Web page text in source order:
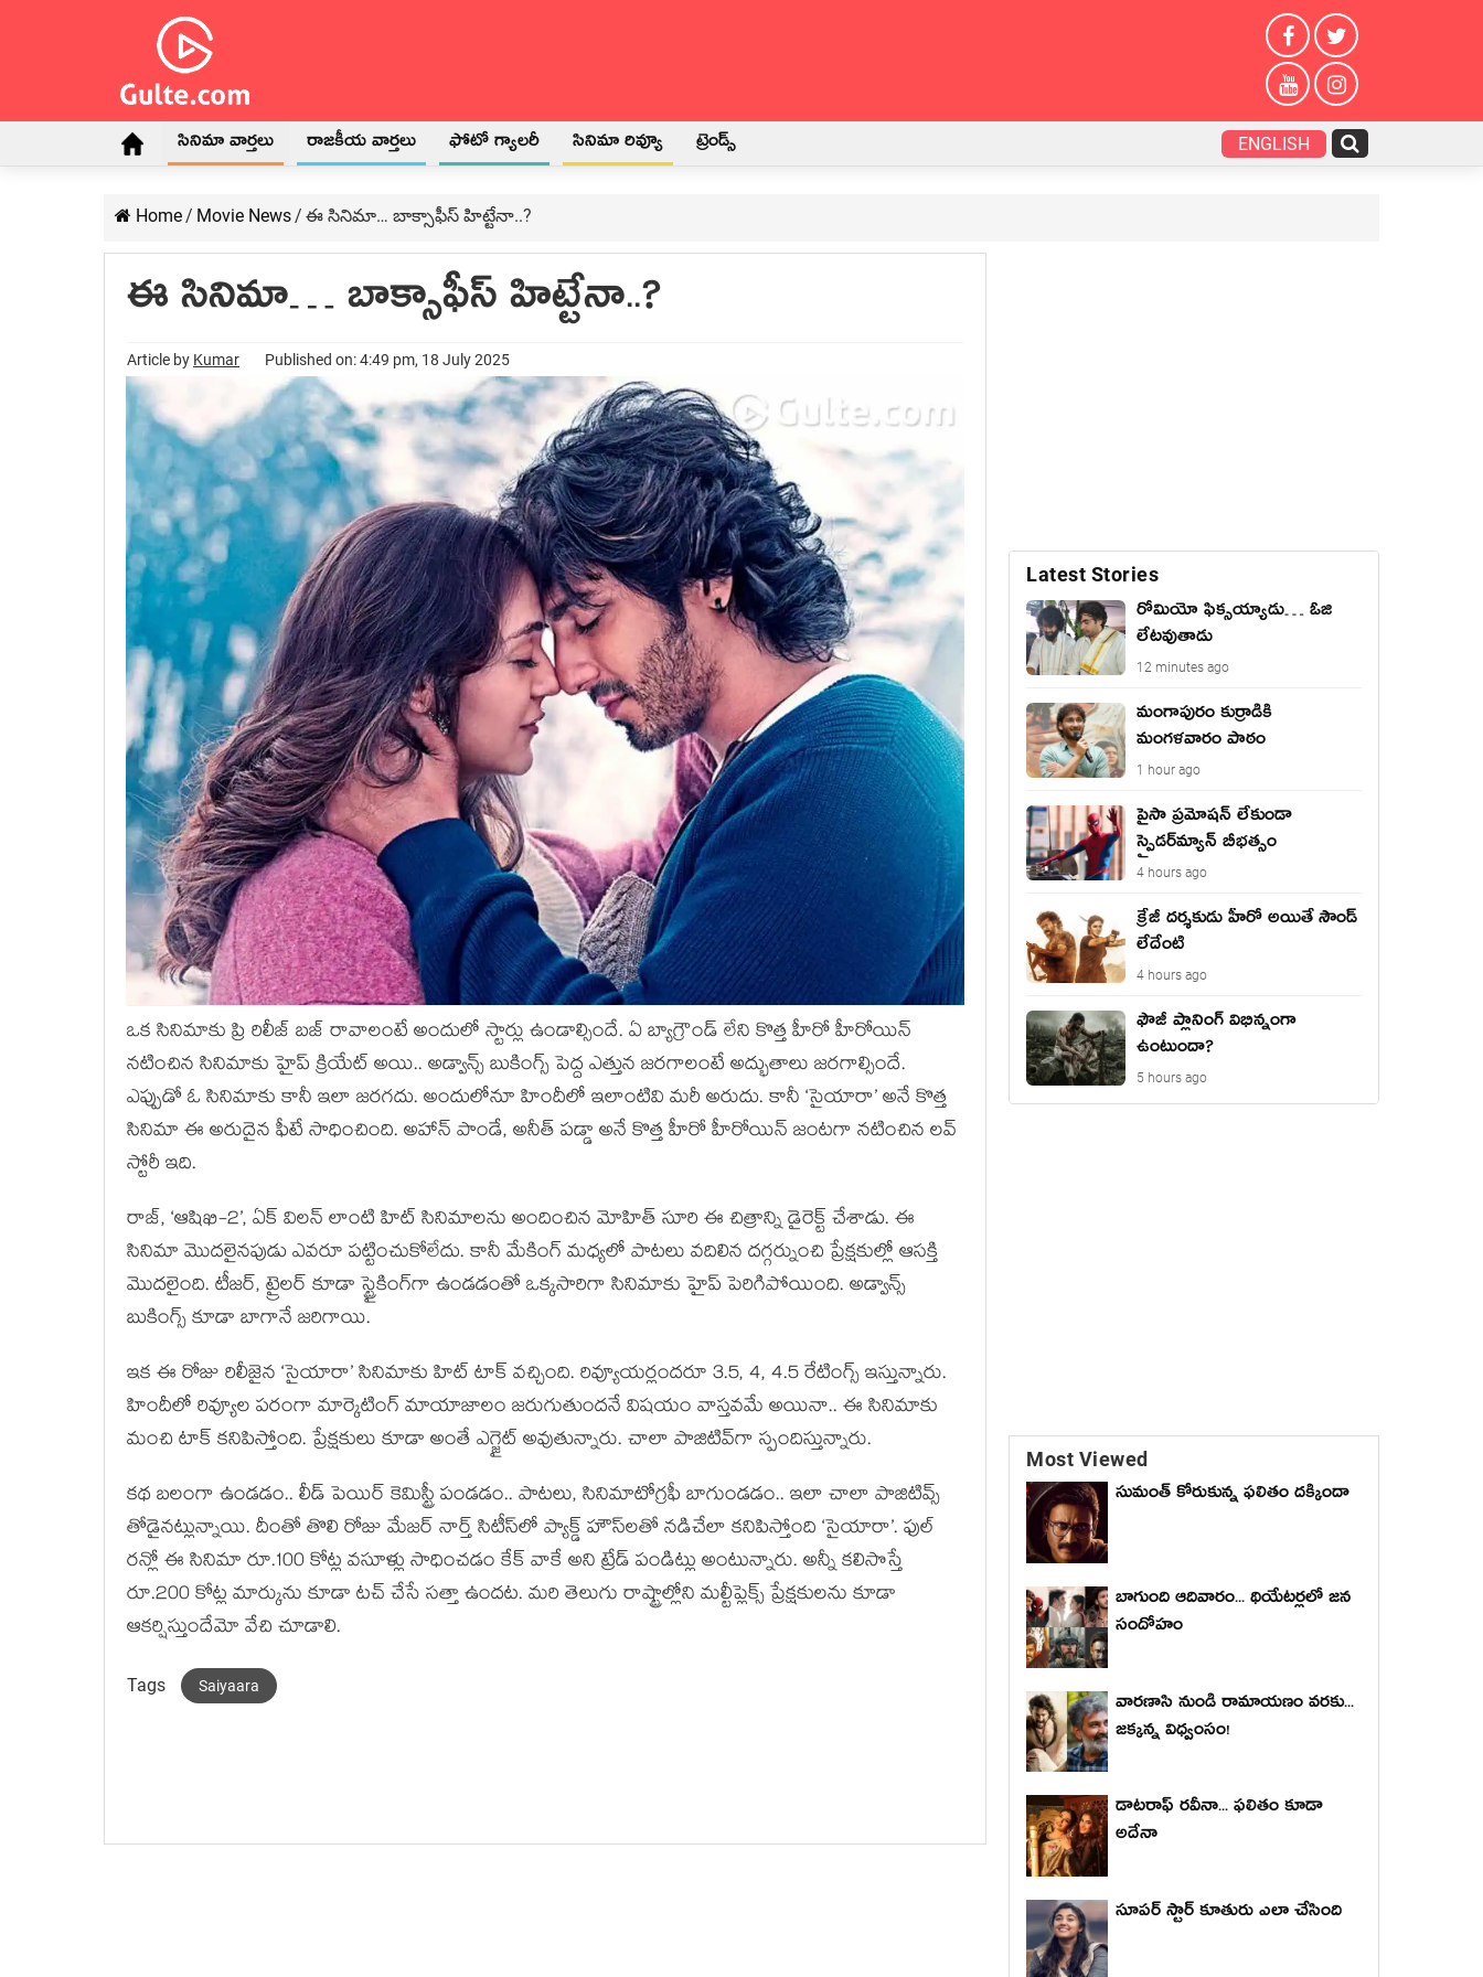
సినిమా వార్తలు రాజకీయ వార్తలు ఫోటో గ్యాలరీ సినిమా రివ్యూ ట్రెండ్స్ ENGLISH
Home/ Movie News/ ఈ సినిమా… బాక్సాఫీస్ హిట్టేనా..?
ఈ సినిమా… బాక్సాఫీస్ హిట్టేనా..?
Article by Kumar Published on: 4:49 pm, 18 July 2025
ఒక సినిమాకు ప్రి రిలీజ్ బజ్ రావాలంటే అందులో స్టార్లు ఉండాల్సిందే. ఏ బ్యాగ్రౌండ్ లేని కొత్త హీరో హీరోయిన్
నటించిన సినిమాకు హైప్ క్రియేట్ అయి.. అడ్వాన్స్ బుకింగ్స్ పెద్ద ఎత్తున జరగాలంటే అద్భుతాలు జరగాల్సిందే.
ఎప్పుడో ఓ సినిమాకు కానీ ఇలా జరగదు. అందులోనూ హిందీలో ఇలాంటివి మరీ అరుదు. కానీ ‘సైయారా’ అనే కొత్త
సినిమా ఈ అరుదైన ఫీటే సాధించింది. అహాన్ పాండే, అనీత్ పడ్డా అనే కొత్త హీరో హీరోయిన్ జంటగా నటించిన లవ్
స్టోరీ ఇది.
రాజ్, ‘ఆషిఖి-2’, ఏక్ విలన్ లాంటి హిట్ సినిమాలను అందించిన మోహిత్ సూరి ఈ చిత్రాన్ని డైరెక్ట్ చేశాడు. ఈ
సినిమా మొదలైనపుడు ఎవరూ పట్టించుకోలేదు. కానీ మేకింగ్ మధ్యలో పాటలు వదిలిన దగ్గర్నుంచి ప్రేక్షకుల్లో ఆసక్తి
మొదలైంది. టీజర్, ట్రైలర్ కూడా స్ట్రైకింగ్‌గా ఉండడంతో ఒక్కసారిగా సినిమాకు హైప్ పెరిగిపోయింది. అడ్వాన్స్
బుకింగ్స్ కూడా బాగానే జరిగాయి.
ఇక ఈ రోజు రిలీజైన ‘సైయారా’ సినిమాకు హిట్ టాక్ వచ్చింది. రివ్యూయర్లందరూ 3.5, 4, 4.5 రేటింగ్స్ ఇస్తున్నారు.
హిందీలో రివ్యూల పరంగా మార్కెటింగ్ మాయాజాలం జరుగుతుందనే విషయం వాస్తవమే అయినా.. ఈ సినిమాకు
మంచి టాక్ కనిపిస్తోంది. ప్రేక్షకులు కూడా అంతే ఎగ్జైట్ అవుతున్నారు. చాలా పాజిటివ్‌గా స్పందిస్తున్నారు.
కథ బలంగా ఉండడం.. లీడ్ పెయిర్ కెమిస్ట్రీ పండడం.. పాటలు, సినిమాటోగ్రఫీ బాగుండడం.. ఇలా చాలా పాజిటివ్స్
తోడైనట్లున్నాయి. దీంతో తొలి రోజు మేజర్ నార్త్ సిటీస్‌లో ప్యాక్డ్ హౌస్‌లతో నడిచేలా కనిపిస్తోంది ‘సైయారా’. ఫుల్
రన్లో ఈ సినిమా రూ.100 కోట్ల వసూళ్లు సాధించడం కేక్ వాకే అని ట్రేడ్ పండిట్లు అంటున్నారు. అన్నీ కలిసొస్తే
రూ.200 కోట్ల మార్కును కూడా టచ్ చేసే సత్తా ఉందట. మరి తెలుగు రాష్ట్రాల్లోని మల్టీప్లెక్స్ ప్రేక్షకులను కూడా
ఆకర్షిస్తుందేమో వేచి చూడాలి.
Tags Saiyaara
Latest Stories
రోమియో ఫిక్సయ్యాడు… ఓజి
లేటవుతాడు
12 minutes ago
మంగాపురం కుర్రాడికి
మంగళవారం పాఠం
1 hour ago
పైసా ప్రమోషన్ లేకుండా
స్పైడర్‌మ్యాన్ బీభత్సం
4 hours ago
క్రేజీ దర్శకుడు హీరో అయితే సౌండ్
లేదేంటి
4 hours ago
ఫౌజీ ప్లానింగ్ విభిన్నంగా
ఉంటుందా?
5 hours ago
Most Viewed
సుమంత్ కోరుకున్న ఫలితం దక్కిందా
బాగుంది ఆదివారం... థియేటర్లలో జన
సందోహం
వారణాసి నుండి రామాయణం వరకు...
జక్కన్న విధ్వంసం!
డాటరాఫ్ రవీనా... ఫలితం కూడా
అదేనా
సూపర్ స్టార్ కూతురు ఎలా చేసింది